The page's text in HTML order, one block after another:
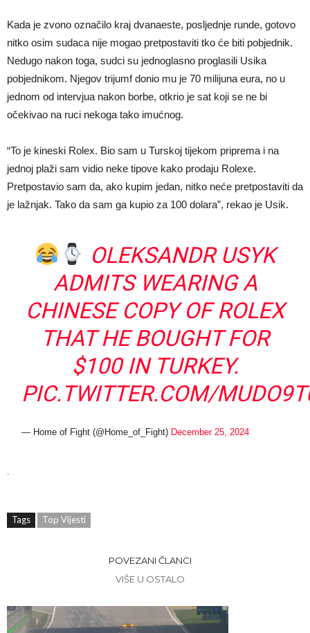
Kada je zvono označilo kraj dvanaeste, posljednje runde, gotovo
nitko osim sudaca nije mogao pretpostaviti tko će biti pobjednik.
Nedugo nakon toga, sudci su jednoglasno proglasili Usika
pobjednikom. Njegov trijumf donio mu je 70 milijuna eura, no u
jednom od intervjua nakon borbe, otkrio je sat koji se ne bi
očekivao na ruci nekoga tako imućnog.
“To je kineski Rolex. Bio sam u Turskoj tijekom priprema i na
jednoj plaži sam vidio neke tipove kako prodaju Rolexe.
Pretpostavio sam da, ako kupim jedan, nitko neće pretpostaviti da
je lažnjak. Tako da sam ga kupio za 100 dolara”, rekao je Usik.
OLEKSANDR USYK
ADMITS WEARING A
CHINESE COPY OF ROLEX
THAT HE BOUGHT FOR
$100 IN TURKEY.
PIC.TWITTER.COM/
— Home of Fight (@Home_of_Fight) December 25, 2024
.
Tags Top Vijesti
POVEZANI ČLANCI
VIŠE U OSTALO